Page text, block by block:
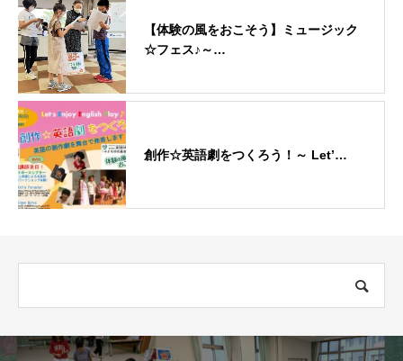
【体験の風をおこそう】ミュージック
☆フェス♪～…
創作☆英語劇をつくろう！～ Let’…